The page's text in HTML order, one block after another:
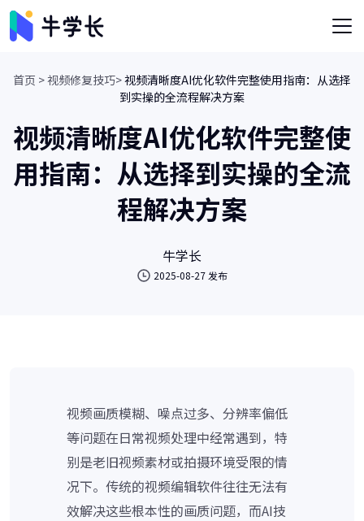
首页 >视频修复技巧>视频清晰度AI优化软件完整使用指南：从选择
到实操的全流程解决方案
视频清晰度AI优化软件完整使
用指南：从选择到实操的全流
程解决方案
牛学长
2025-08-27 发布
视频画质模糊、噪点过多、分辨率偏低
等问题在日常视频处理中经常遇到，特
别是老旧视频素材或拍摄环境受限的情
况下。传统的视频编辑软件往往无法有
效解决这些根本性的画质问题，而AI技